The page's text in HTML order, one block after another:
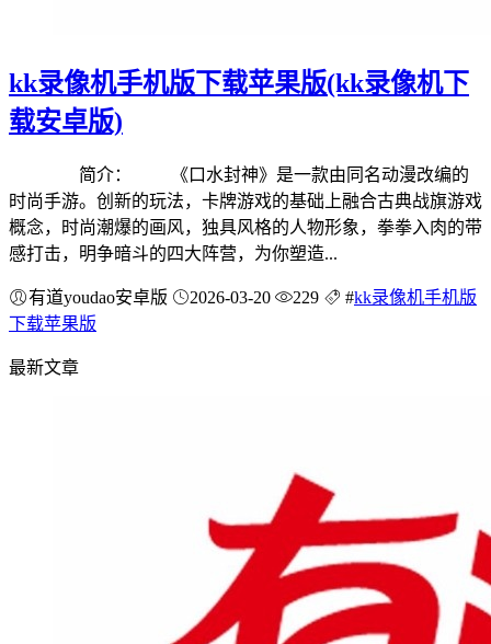
kk录像机手机版下载苹果版(kk录像机下
载安卓版)
简介： 《口水封神》是一款由同名动漫改编的
时尚手游。创新的玩法，卡牌游戏的基础上融合古典战旗游戏
概念，时尚潮爆的画风，独具风格的人物形象，拳拳入肉的带
感打击，明争暗斗的四大阵营，为你塑造...
有道youdao安卓版 2026-03-20 229 #kk录像机手机版
下载苹果版
最新文章